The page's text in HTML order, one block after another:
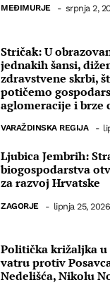
MEĐIMURJE - srpnja 2,
Stričak: U
jednakih šansi,
zdravstvene skrbi,
potičemo
aglomeracije i brze
VARAŽDINSKA REGIJA -
Ljubica Jembrih:
biogospodarstva
za razvoj Hrvatske
ZAGORJE - lipnja 25, 2026
Politička križaljka
vatru protiv
Nedelišća, Nikolu